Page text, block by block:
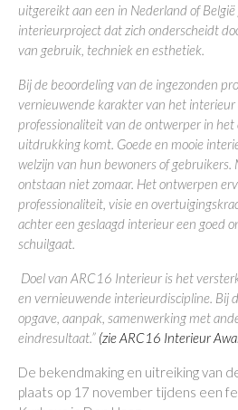
uitgereikt aan een in Nederland of
interieurproject dat zich onderscheidt
van gebruik, techniek en esthetiek.
Bij de beoordeling van de ingezonden
vernieuwende karakter van het interieur
professionaliteit van de ontwerper in
uitdrukking komt. Goede en mooie
welzijn van hun bewoners of gebruikers.
ontstaan niet zomaar. Het ontwerpen
professionaliteit, visie en
achter een geslaagd interieur een goed
schuilgaat.
Doel van ARC16 Interieur is het
en vernieuwende interieurdiscipline. Bij
opgave, aanpak, samenwerking met
eindresultaat.” (zie ARC16 Interieur
De bekendmaking en uitreiking van
plaats op 17 november tijdens een